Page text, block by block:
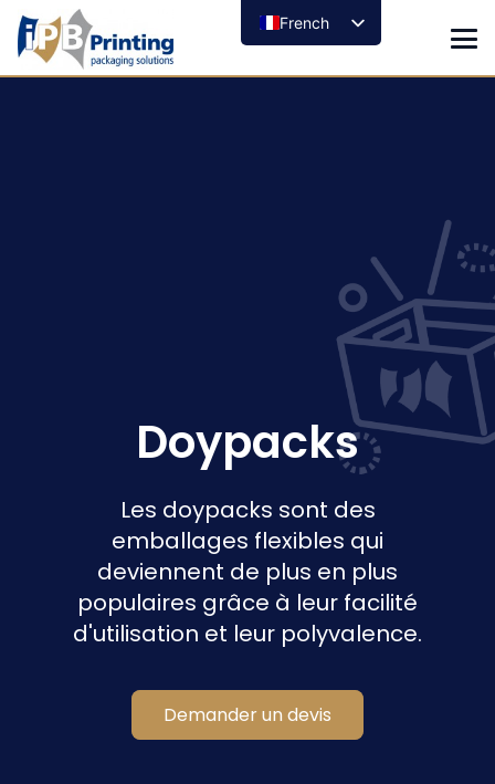
French
Doypacks
Les doypacks sont des
emballages flexibles qui
deviennent de plus en plus
populaires grâce à leur facilité
d'utilisation et leur polyvalence.
Demander un devis